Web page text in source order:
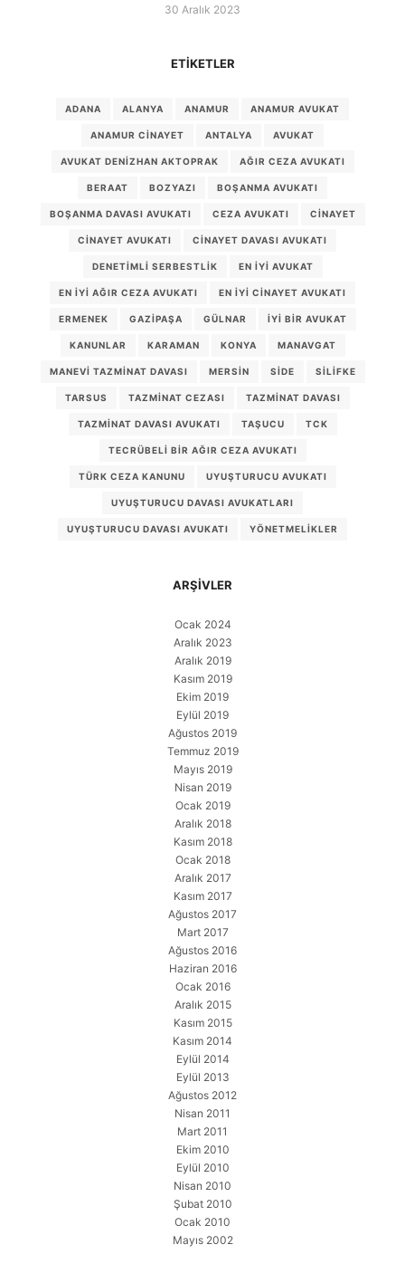
30 Aralık 2023
ETIKETLER
ADANA ALANYA ANAMUR ANAMUR AVUKAT
ANAMUR CINAYET ANTALYA AVUKAT
AVUKAT DENIZHAN AKTOPRAK AĞIR CEZA AVUKATI
BERAAT BOZYAZI BOŞANMA AVUKATI
BOŞANMA DAVASI AVUKATI CEZA AVUKATI CINAYET
CINAYET AVUKATI CINAYET DAVASI AVUKATI
DENETIMLI SERBESTLIK EN IYI AVUKAT
EN IYI AĞIR CEZA AVUKATI EN IYI CINAYET AVUKATI
ERMENEK GAZIPAŞA GÜLNAR IYI BIR AVUKAT
KANUNLAR KARAMAN KONYA MANAVGAT
MANEVI TAZMINAT DAVASI MERSIN SIDE SILIFKE
TARSUS TAZMINAT CEZASI TAZMINAT DAVASI
TAZMINAT DAVASI AVUKATI TAŞUCU TCK
TECRÜBELI BIR AĞIR CEZA AVUKATI
TÜRK CEZA KANUNU UYUŞTURUCU AVUKATI
UYUŞTURUCU DAVASI AVUKATLARI
UYUŞTURUCU DAVASI AVUKATI YÖNETMELIKLER
ARŞIVLER
Ocak 2024
Aralık 2023
Aralık 2019
Kasım 2019
Ekim 2019
Eylül 2019
Ağustos 2019
Temmuz 2019
Mayıs 2019
Nisan 2019
Ocak 2019
Aralık 2018
Kasım 2018
Ocak 2018
Aralık 2017
Kasım 2017
Ağustos 2017
Mart 2017
Ağustos 2016
Haziran 2016
Ocak 2016
Aralık 2015
Kasım 2015
Kasım 2014
Eylül 2014
Eylül 2013
Ağustos 2012
Nisan 2011
Mart 2011
Ekim 2010
Eylül 2010
Nisan 2010
Şubat 2010
Ocak 2010
Mayıs 2002